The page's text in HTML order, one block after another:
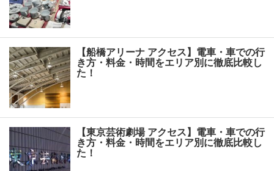
【船橋アリーナ アクセス】電車・車での行
き方・料金・時間をエリア別に徹底比較し
た！
【東京芸術劇場 アクセス】電車・車での行
き方・料金・時間をエリア別に徹底比較し
た！